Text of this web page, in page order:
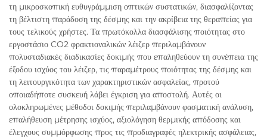
τη μικροσκοπική ευθυγράμμιση οπτικών συστατικών, διασφαλίζοντας
τη βέλτιστη παράδοση της δέσμης και την ακρίβεια της θεραπείας για
τους τελικούς χρήστες. Τα πρωτόκολλα διασφάλισης ποιότητας στο
εργοστάσιο CO2 φρακτιοναλικών λέιζερ περιλαμβάνουν
πολυσταδιακές διαδικασίες δοκιμής που επαληθεύουν τη συνέπεια της
έξοδου ισχύος του λέιζερ, τις παραμέτρους ποιότητας της δέσμης και
τη λειτουργικότητα των χαρακτηριστικών ασφαλείας, προτού
οποιαδήποτε συσκευή λάβει έγκριση για αποστολή. Αυτές οι
ολοκληρωμένες μέθοδοι δοκιμής περιλαμβάνουν φασματική ανάλυση,
επαλήθευση μέτρησης ισχύος, αξιολόγηση θερμικής απόδοσης και
έλεγχους συμμόρφωσης προς τις προδιαγραφές ηλεκτρικής ασφάλειας,